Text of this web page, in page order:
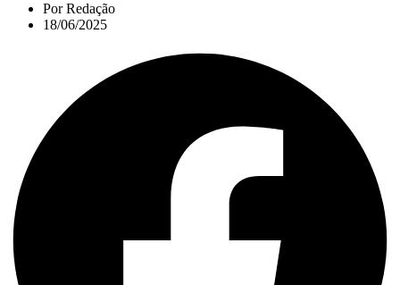
PorRedação
18/06/2025